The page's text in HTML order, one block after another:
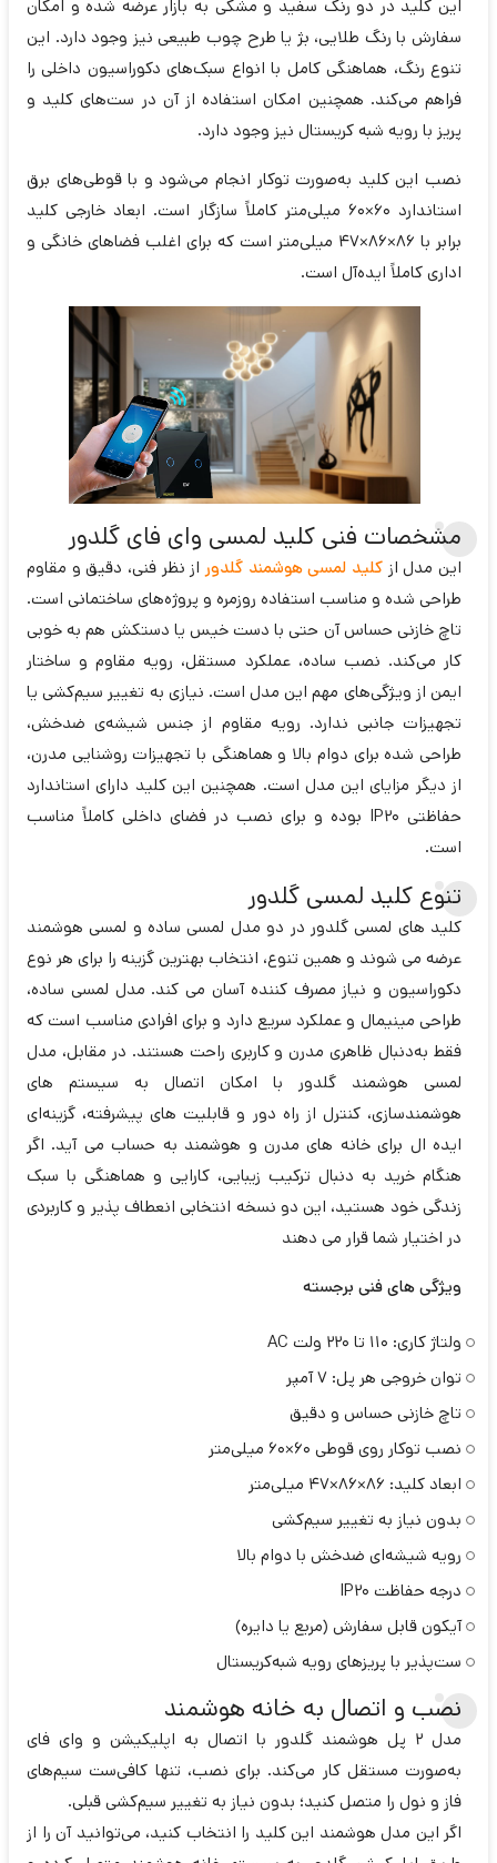
این کلید در دو رنگ سفید و مشکی به بازار عرضه شده و امکان
سفارش با رنگ طلایی، بژ یا طرح چوب طبیعی نیز وجود دارد. این
تنوع رنگ، هماهنگی کامل با انواع سبک‌های دکوراسیون داخلی را
فراهم می‌کند. همچنین امکان استفاده از آن در ست‌های کلید و
پریز با رویه شبه کریستال نیز وجود دارد.
نصب این کلید به‌صورت توکار انجام می‌شود و با قوطی‌های برق
استاندارد 60×60 میلی‌متر کاملاً سازگار است. ابعاد خارجی کلید
برابر با 86×86×47 میلی‌متر است که برای اغلب فضاهای خانگی و
اداری کاملاً ایده‌آل است.
مشخصات فنی کلید لمسی وای فای گلدور
این مدل از کلید لمسی هوشمند گلدور از نظر فنی، دقیق و مقاوم
طراحی شده و مناسب استفاده روزمره و پروژه‌های ساختمانی است.
تاچ خازنی حساس آن حتی با دست خیس یا دستکش هم به خوبی
کار می‌کند. نصب ساده، عملکرد مستقل، رویه مقاوم و ساختار
ایمن از ویژگی‌های مهم این مدل است. نیازی به تغییر سیم‌کشی یا
تجهیزات جانبی ندارد. رویه مقاوم از جنس شیشه‌ی ضدخش،
طراحی شده برای دوام بالا و هماهنگی با تجهیزات روشنایی مدرن،
از دیگر مزایای این مدل است. همچنین این کلید دارای استاندارد
حفاظتی IP20 بوده و برای نصب در فضای داخلی کاملاً مناسب
است.
تنوع کلید لمسی گلدور
کلید های لمسی گلدور در دو مدل لمسی ساده و لمسی هوشمند
عرضه می‌ شوند و همین تنوع، انتخاب بهترین گزینه را برای هر نوع
دکوراسیون و نیاز مصرف‌ کننده آسان می‌ کند. مدل لمسی ساده،
طراحی مینیمال و عملکرد سریع دارد و برای افرادی مناسب است که
فقط به‌دنبال ظاهری مدرن و کاربری راحت هستند. در مقابل، مدل
لمسی هوشمند گلدور با امکان اتصال به سیستم‌ های
هوشمندسازی، کنترل از راه دور و قابلیت‌ های پیشرفته، گزینه‌ای
ایده ال برای خانه‌ های مدرن و هوشمند به‌ حساب می‌ آید. اگر
هنگام خرید به دنبال ترکیب زیبایی، کارایی و هماهنگی با سبک
زندگی خود هستید، این دو نسخه انتخابی انعطاف‌ پذیر و کاربردی
در اختیار شما قرار می‌ دهند
ویژگی‌ های فنی برجسته
ولتاژ کاری: 110 تا 220 ولت AC
توان خروجی هر پل: 7 آمپر
تاچ خازنی حساس و دقیق
نصب توکار روی قوطی 60×60 میلی‌متر
ابعاد کلید: 86×86×47 میلی‌متر
بدون نیاز به تغییر سیم‌کشی
رویه شیشه‌ای ضدخش با دوام بالا
درجه حفاظت IP20
آیکون قابل سفارش (مربع یا دایره)
ست‌پذیر با پریزهای رویه شبه‌کریستال
نصب و اتصال به خانه هوشمند
مدل ۲ پل هوشمند گلدور با اتصال به اپلیکیشن و وای فای
به‌صورت مستقل کار می‌کند. برای نصب، تنها کافی‌ست سیم‌های
فاز و نول را متصل کنید؛ بدون نیاز به تغییر سیم‌کشی قبلی.
اگر این مدل هوشمند این کلید را انتخاب کنید، می‌توانید آن را از